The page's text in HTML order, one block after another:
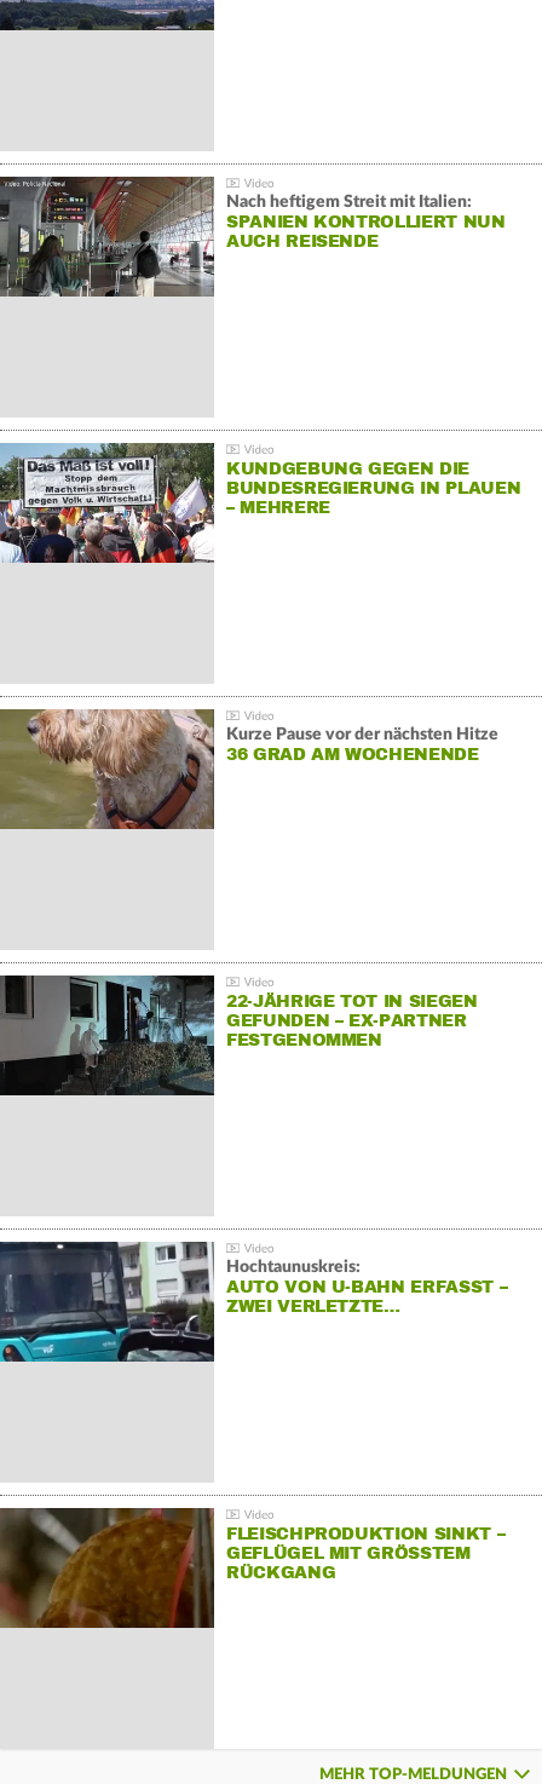
Nach heftigem Streit mit Italien:
SPANIEN KONTROLLIERT NUN
AUCH REISENDE
KUNDGEBUNG GEGEN DIE
BUNDESREGIERUNG IN PLAUEN
– MEHRERE
Kurze Pause vor der nächsten Hitze
36 GRAD AM WOCHENENDE
22-JÄHRIGE TOT IN SIEGEN
GEFUNDEN – EX-PARTNER
FESTGENOMMEN
Hochtaunuskreis:
AUTO VON U-BAHN ERFASST –
ZWEI VERLETZTE…
FLEISCHPRODUKTION SINKT –
GEFLÜGEL MIT GRÖSSTEM R
ÜCKGANG
MEHR TOP-MELDUNGEN